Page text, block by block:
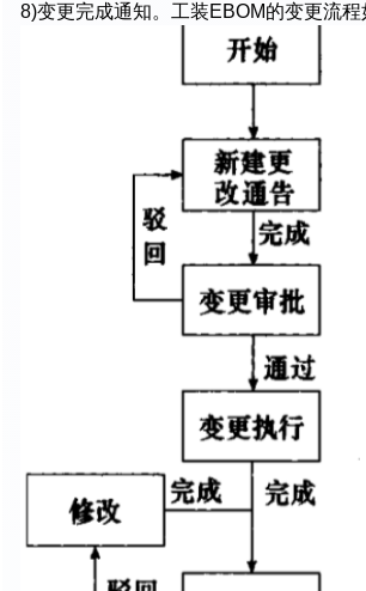
8)变更完成通知。工装EBOM的变更流程